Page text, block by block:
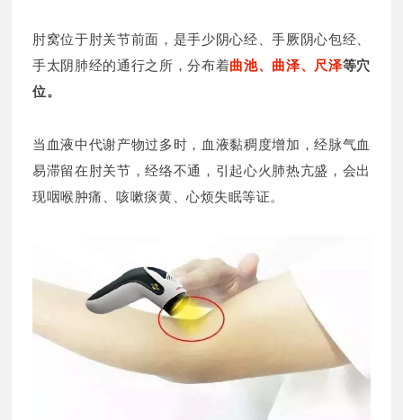
肘窝位于肘关节前面，是手少阴心经、手厥阴心包经、
手太阴肺经的通行之所，分布着曲池、曲泽、尺泽等穴
位。
当血液中代谢产物过多时，血液黏稠度增加，经脉气血
易滞留在肘关节，经络不通，引起心火肺热亢盛，会出
现咽喉肿痛、咳嗽痰黄、心烦失眠等证。